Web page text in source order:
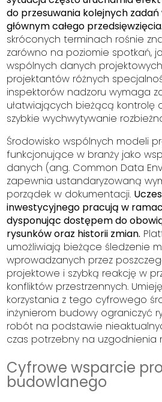
do przesuwania kolejnych
głównym całego przedsięwzięcia.
skróconych terminach rośnie
zarówno na poziomie spotkań,
wspólnych danych
projektantów różnych
inspektorów nadzoru wymaga
ułatwiających bieżącą kontrolę
szybkie wychwytywanie
Środowisko wspólnych modeli
funkcjonujące w branży jako
danych (ang. Common Data
zapewnia ustandaryzowaną
porządek w dokumentacji.
inwestycyjnego pracują w
dysponując dostępem do
rysunków oraz historii zmian.
umożliwiają bieżące śledzenie
wprowadzanych przez
projektowe i szybką reakcję w
konfliktów przestrzennych.
korzystania z tego cyfrowego
inżynierom budowy ograniczyć
robót na podstawie
czas potrzebny na uzgodnienia
Cyfrowe wsparcie
budowlanego